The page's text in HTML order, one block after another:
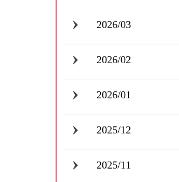
2026/03
2026/02
2026/01
2025/12
2025/11